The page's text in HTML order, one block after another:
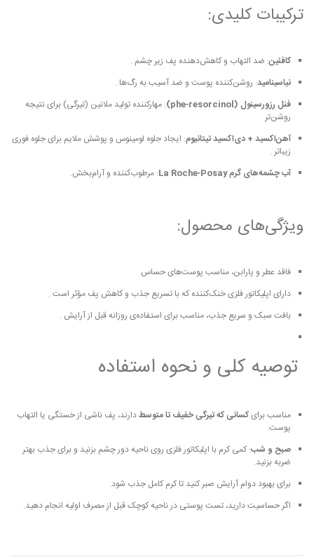
ترکیبات کلیدی:
کافئین: ضد التهاب و کاهش‌دهنده پف زیر چشم .
نیاسینامید: روشن‌کننده پوست و ضد آسیب به رگ‌ها .
فنل رزورسینول (phe‑resorcinol)
: مهار‌کننده تولید ملانین (تیرگی) برای نتیجه
روشن‌تر
آهن‌اکسید + دی‌اکسید تیتانیوم: ایجاد جلوه لومینوس و پوشش ملایم برای جلوه فوری
زیباتر .
آب چشمه‌های گرم La Roche‑Posay
: مرطوب‌کننده و آرام‌بخش.
ویژگی‌های محصول:
فاقد عطر و پارابن، مناسب پوست‌های حساس
دارای اپلیکاتور فلزی خنک‌کننده که با تسریع جذب و کاهش پف مؤثر است .
بافت سبک و سریع جذب، مناسب برای استفاده‌ی روزانه قبل از آرایش .
توصیه کلی و نحوه استفاده
مناسب برایکسانی که تیرگی خفیف تا متوسطدارند، پف ناشی از خستگی یا التهاب
پوست.
صبح و شب: کمی کرم با اپلیکاتور فلزی روی ناحیه دور چشم بزنید و برای جذب بهتر
ضربه بزنید.
برای بهبود دوام آرایش صبر کنید تا کرم کامل جذب شود.
اگر حساسیت دارید، تست پوستی در ناحیه کوچک قبل از مصرف اولیه انجام دهید.